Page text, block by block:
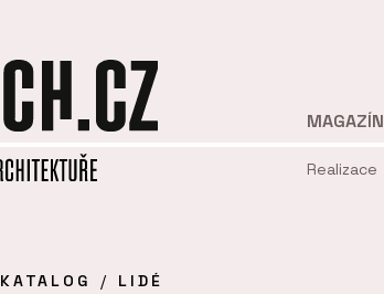
MAGAZÍN
Realizace
KATALOG LIDÉ